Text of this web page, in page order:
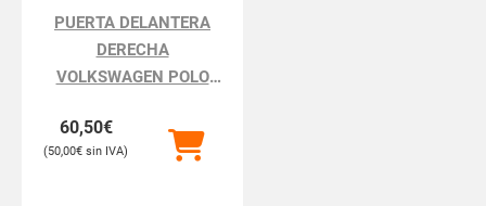
PUERTA DELANTERA
DERECHA
VOLKSWAGEN POLO
60,50€
50,00€